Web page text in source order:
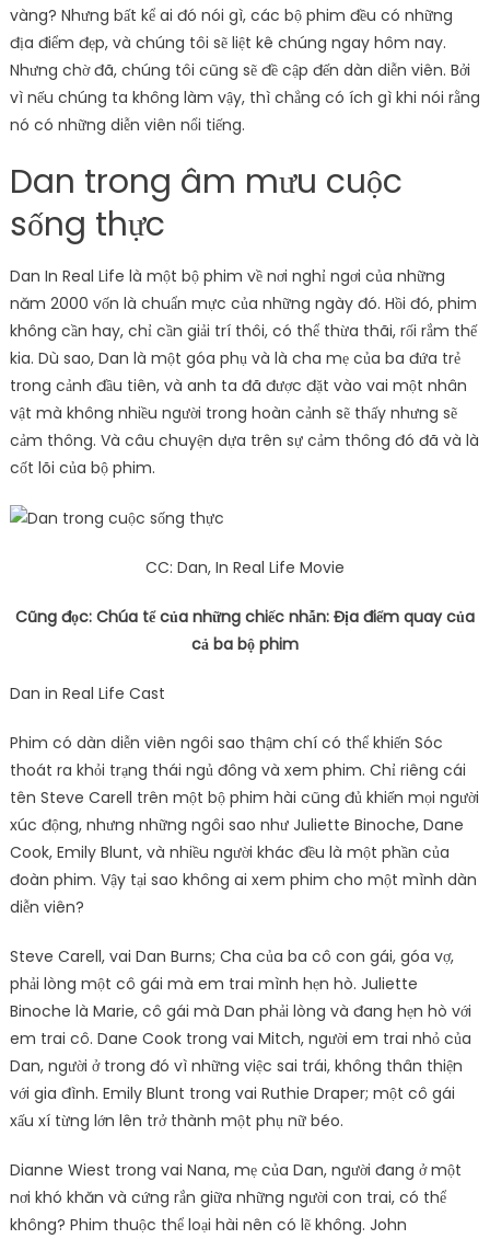
vàng? Nhưng bất kể ai đó nói gì, các bộ phim đều có những
địa điểm đẹp, và chúng tôi sẽ liệt kê chúng ngay hôm nay.
Nhưng chờ đã, chúng tôi cũng sẽ đề cập đến dàn diễn viên. Bởi
vì nếu chúng ta không làm vậy, thì chẳng có ích gì khi nói rằng
nó có những diễn viên nổi tiếng.
Dan trong âm mưu cuộc
sống thực
Dan In Real Life là một bộ phim về nơi nghỉ ngơi của những
năm 2000 vốn là chuẩn mực của những ngày đó. Hồi đó, phim
không cần hay, chỉ cần giải trí thôi, có thể thừa thãi, rối rắm thế
kia. Dù sao, Dan là một góa phụ và là cha mẹ của ba đứa trẻ
trong cảnh đầu tiên, và anh ta đã được đặt vào vai một nhân
vật mà không nhiều người trong hoàn cảnh sẽ thấy nhưng sẽ
cảm thông. Và câu chuyện dựa trên sự cảm thông đó đã và là
cốt lõi của bộ phim.
CC: Dan, In Real Life Movie
Cũng đọc: Chúa tể của những chiếc nhẫn: Địa điểm quay của
cả ba bộ phim
Dan in Real Life Cast
Phim có dàn diễn viên ngôi sao thậm chí có thể khiến Sóc
thoát ra khỏi trạng thái ngủ đông và xem phim. Chỉ riêng cái
tên Steve Carell trên một bộ phim hài cũng đủ khiến mọi người
xúc động, nhưng những ngôi sao như Juliette Binoche, Dane
Cook, Emily Blunt, và nhiều người khác đều là một phần của
đoàn phim. Vậy tại sao không ai xem phim cho một mình dàn
diễn viên?
Steve Carell, vai Dan Burns; Cha của ba cô con gái, góa vợ,
phải lòng một cô gái mà em trai mình hẹn hò. Juliette
Binoche là Marie, cô gái mà Dan phải lòng và đang hẹn hò với
em trai cô. Dane Cook trong vai Mitch, người em trai nhỏ của
Dan, người ở trong đó vì những việc sai trái, không thân thiện
với gia đình. Emily Blunt trong vai Ruthie Draper; một cô gái
xấu xí từng lớn lên trở thành một phụ nữ béo.
Dianne Wiest trong vai Nana, mẹ của Dan, người đang ở một
nơi khó khăn và cứng rắn giữa những người con trai, có thể
không? Phim thuộc thể loại hài nên có lẽ không. John